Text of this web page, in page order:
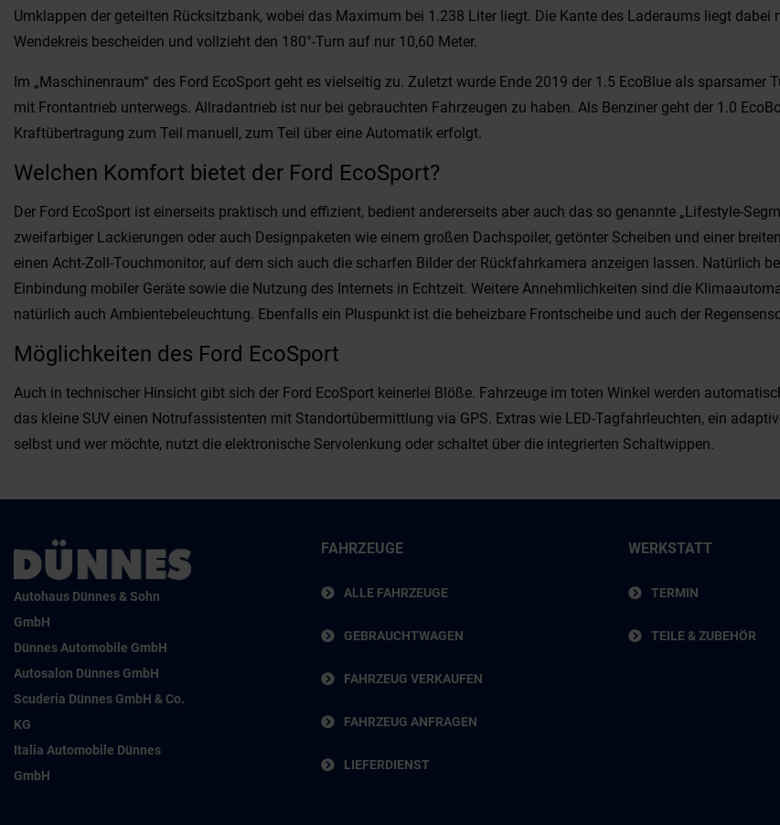
Umklappen der geteilten Rücksitzbank, wobei das Maximum bei 1.238 Liter liegt. Die Kante des Laderaums liegt
Wendekreis bescheiden und vollzieht den 180°-Turn auf nur 10,60 Meter.
Im „Maschinenraum“ des Ford EcoSport geht es vielseitig zu. Zuletzt wurde Ende 2019 der 1.5 EcoBlue als
mit Frontantrieb unterwegs. Allradantrieb ist nur bei gebrauchten Fahrzeugen zu haben. Als Benziner geht der 1.0
Kraftübertragung zum Teil manuell, zum Teil über eine Automatik erfolgt.
Welchen Komfort bietet der Ford EcoSport?
Der Ford EcoSport ist einerseits praktisch und effizient, bedient andererseits aber auch das so genannte „Lifestyle-
zweifarbiger Lackierungen oder auch Designpaketen wie einem großen Dachspoiler, getönter Scheiben und einer
einen Acht-Zoll-Touchmonitor, auf dem sich auch die scharfen Bilder der Rückfahrkamera anzeigen lassen. Natürlich
Einbindung mobiler Geräte sowie die Nutzung des Internets in Echtzeit. Weitere Annehmlichkeiten sind die
natürlich auch Ambientebeleuchtung. Ebenfalls ein Pluspunkt ist die beheizbare Frontscheibe und auch der
Möglichkeiten des Ford EcoSport
Auch in technischer Hinsicht gibt sich der Ford EcoSport keinerlei Blöße. Fahrzeuge im toten Winkel werden
das kleine SUV einen Notrufassistenten mit Standortübermittlung via GPS. Extras wie LED-Tagfahrleuchten, ein
selbst und wer möchte, nutzt die elektronische Servolenkung oder schaltet über die integrierten Schaltwippen.
Autohaus Dünnes & Sohn
GmbH
Dünnes Automobile GmbH
Autosalon Dünnes GmbH
Scuderia Dünnes GmbH & Co.
KG
Italia Automobile Dünnes
GmbH
FAHRZEUGE
ALLE FAHRZEUGE
GEBRAUCHTWAGEN
FAHRZEUG VERKAUFEN
FAHRZEUG ANFRAGEN
LIEFERDIENST
WERKSTATT
TERMIN
TEILE & ZUBEHÖR